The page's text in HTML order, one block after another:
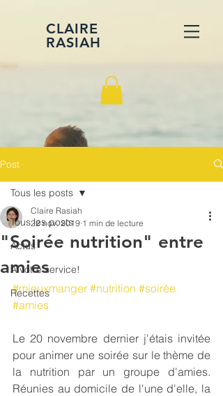
CLAIRE
RASIAH
Post
Tous les posts
Actus
A votre service!
Recettes
Tous les posts
"Soirée nutrition" entre
amies
Claire Rasiah
22 nov. 2019 1 min de lecture
#mieuxmanger #nutrition #soirée
#amies
Le 20 novembre dernier j'étais invitée
pour animer une soirée sur le thème de
la nutrition par un groupe d'amies.
Réunies au domicile de l'une d'elle, la